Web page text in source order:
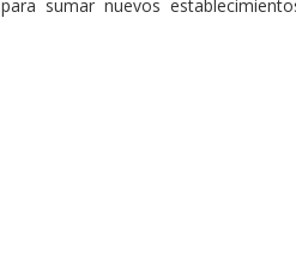
para sumar nuevos